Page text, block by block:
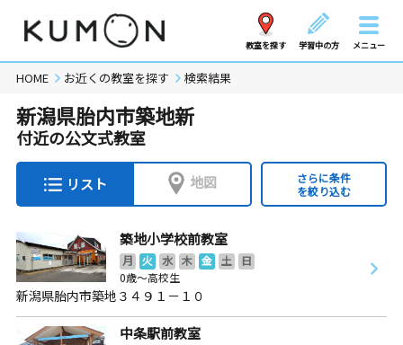
教室を探す 学習中の方 メニュー
HOME お近くの教室を探す 検索結果
新潟県胎内市築地新
付近の公文式教室
リスト 地図
さらに条件
を絞り込む
築地小学校前教室
月 火 水 木 金 土
日
0歳～高校生
新潟県胎内市築地３４９１－１０
中条駅前教室